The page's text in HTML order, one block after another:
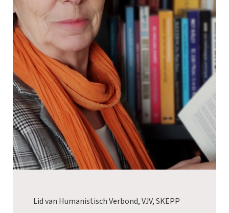
Lid van Humanistisch Verbond, VJV, SKEPP